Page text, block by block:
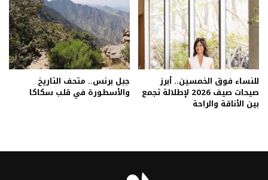
للنساء فوق الخمسين.. أبرز
صيحات صيف 2026 لإطلالة تجمع
بين الأناقة والراحة
جبل برنس.. متحف التاريخ
والأسطورة في قلب سكاكا